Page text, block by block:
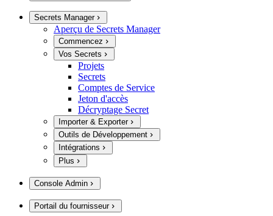
Secrets Manager
Aperçu de Secrets Manager
Commencez
Vos Secrets
Projets
Secrets
Comptes de Service
Jeton d'accès
Décryptage Secret
Importer & Exporter
Outils de Développement
Intégrations
Plus
Console Admin
Portail du fournisseur